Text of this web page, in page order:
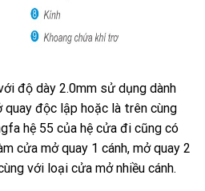
độ dày 2.0mm sử dụng dành
quay độc lập hoặc là trên cùng
hệ 55 của hệ cửa đi cũng có
cửa mở quay 1 cánh, mở quay 2
với loại cửa mở nhiều cánh.